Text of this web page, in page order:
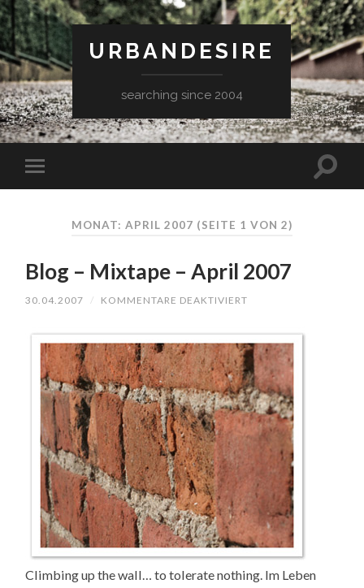
URBANDESIRE
searching since 2004
MONAT: APRIL 2007 (SEITE 1 VON 2)
Blog – Mixtape – April 2007
30.04.2007 / KOMMENTARE DEAKTIVIERT
MIXTAPE
–
APRIL
2007
Climbing up the wall… to tolerate nothing. Im Leben